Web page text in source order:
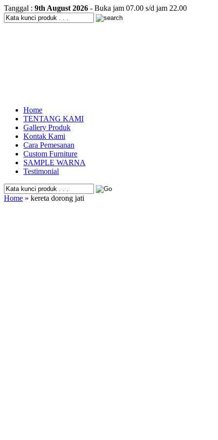
Tanggal : 9th August 2026 - Buka jam 07.00 s/d jam 22.00
Home
TENTANG KAMI
Gallery Produk
Kontak Kami
Cara Pemesanan
Custom Furniture
SAMPLE WARNA
Testimonial
Home » kereta dorong jati